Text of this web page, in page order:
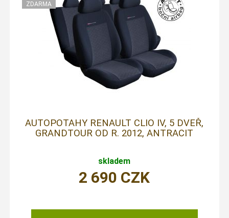
AUTOPOTAHY RENAULT CLIO IV, 5 DVEŘ,
GRANDTOUR OD R. 2012, ANTRACIT
skladem
2 690 CZK